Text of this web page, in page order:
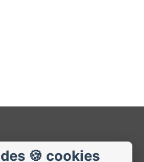
🍪 cookies